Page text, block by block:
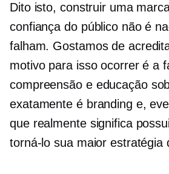
Dito isto, construir uma
confiança do público não é
falham. Gostamos de
motivo para isso ocorrer é a
compreensão e educação
exatamente é branding e,
que realmente significa
torná-lo sua maior estratégia